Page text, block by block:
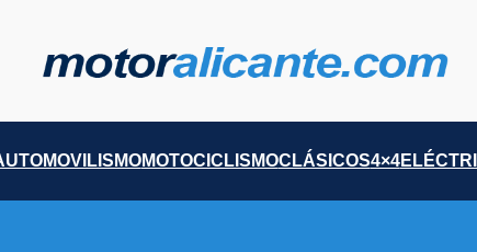
MOTOCICLISMOCLÁSICOS4×4